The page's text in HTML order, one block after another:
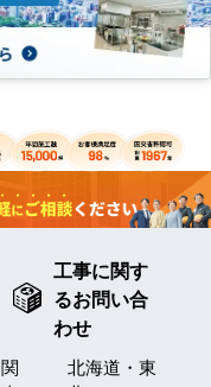
工事に関す
るお問い合
わせ
関
北海道・東